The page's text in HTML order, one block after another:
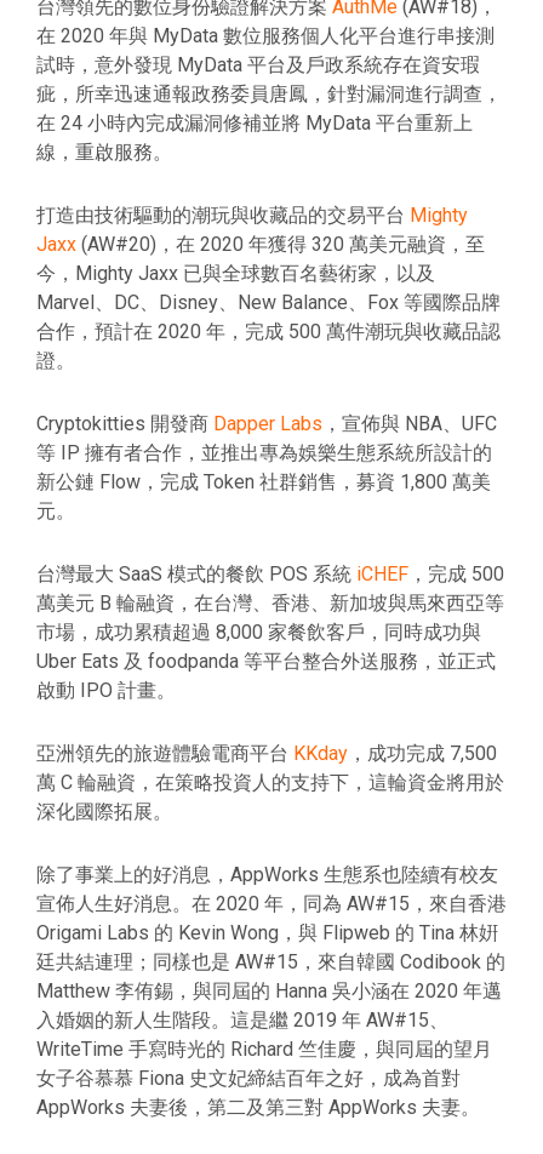
台灣領先的數位身份驗證解決方案 AuthMe (AW#18)，
在 2020 年與 MyData 數位服務個人化平台進行串接測
試時，意外發現 MyData 平台及戶政系統存在資安瑕
疵，所幸迅速通報政務委員唐鳳，針對漏洞進行調查，
在 24 小時內完成漏洞修補並將 MyData 平台重新上
線，重啟服務。
打造由技術驅動的潮玩與收藏品的交易平台 Mighty
Jaxx (AW#20)，在 2020 年獲得 320 萬美元融資，至
今，Mighty Jaxx 已與全球數百名藝術家，以及
Marvel、DC、Disney、New Balance、Fox 等國際品牌
合作，預計在 2020 年，完成 500 萬件潮玩與收藏品認
證。
Cryptokitties 開發商 Dapper Labs ，宣佈與 NBA、UFC
等 IP 擁有者合作，並推出專為娛樂生態系統所設計的
新公鏈 Flow，完成 Token 社群銷售，募資 1,800 萬美
元。
台灣最大 SaaS 模式的餐飲 POS 系統 iCHEF ，完成 500
萬美元 B 輪融資，在台灣、香港、新加坡與馬來西亞等
市場，成功累積超過 8,000 家餐飲客戶，同時成功與
Uber Eats 及 foodpanda 等平台整合外送服務，並正式
啟動 IPO 計畫。
亞洲領先的旅遊體驗電商平台 KKday ，成功完成 7,500
萬 C 輪融資，在策略投資人的支持下，這輪資金將用於
深化國際拓展。
除了事業上的好消息，AppWorks 生態系也陸續有校友
宣佈人生好消息。在 2020 年，同為 AW#15，來自香港
Origami Labs 的 Kevin Wong，與 Flipweb 的 Tina 林姸
廷共結連理；同樣也是 AW#15，來自韓國 Codibook 的
Matthew 李侑錫，與同屆的 Hanna 吳小涵在 2020 年邁
入婚姻的新人生階段。這是繼 2019 年 AW#15、
WriteTime 手寫時光的 Richard 竺佳慶，與同屆的望月
女子谷慕慕 Fiona 史文妃締結百年之好，成為首對
AppWorks 夫妻後，第二及第三對 AppWorks 夫妻。